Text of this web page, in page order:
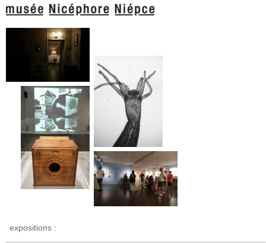
expositions :